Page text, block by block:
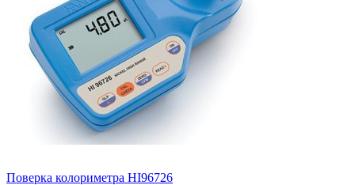
Поверка колориметра HI96726